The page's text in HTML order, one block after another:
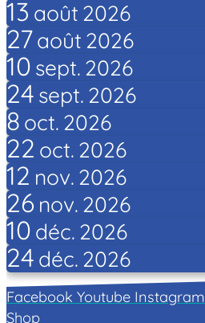
13 août 2026
27août 2026
10 sept. 2026
24 sept. 2026
8 oct. 2026
22 oct. 2026
12 nov. 2026
26 nov. 2026
10 déc. 2026
24 déc. 2026
Facebook Youtube Instagram
Shop